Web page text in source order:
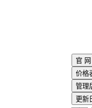
官 网
价格
管理
更新